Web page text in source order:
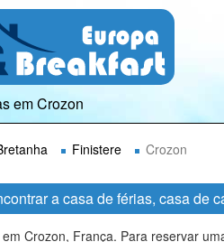
em Crozon
Finistere Crozon
a casa de férias, casa de
Crozon, França. Para reservar